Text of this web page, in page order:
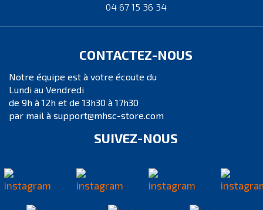
04 67 15 36 34
CONTACTEZ-NOUS
Notre équipe est à votre écoute du
Lundi au Vendredi
de 9h à 12h et de 13h30 à 17h30
par mail à support@mhsc-store.com
SUIVEZ-NOUS